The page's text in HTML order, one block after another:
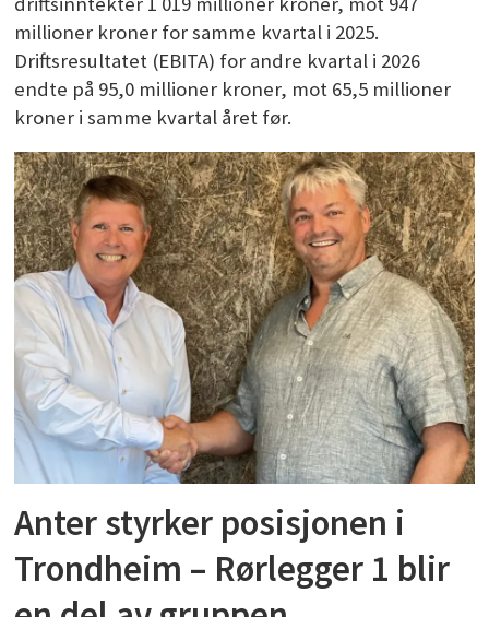
millioner kroner for samme kvartal i 2025.
Driftsresultatet (EBITA) for andre kvartal i 2026
endte på 95,0 millioner kroner, mot 65,5 millioner
kroner i samme kvartal året før.
Anter styrker posisjonen i
Trondheim – Rørlegger 1 blir